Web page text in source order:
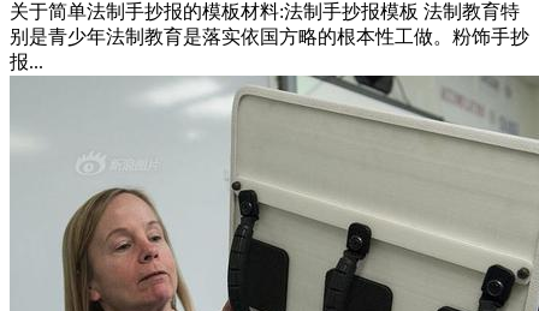
关于简单法制手抄报的模板材料:法制手抄报模板 法制教育特
别是青少年法制教育是落实依国方略的根本性工做。粉饰手抄
报...